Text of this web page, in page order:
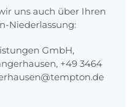
uns auch über Ihren
Niederlassung:
GmbH,
+49 3464